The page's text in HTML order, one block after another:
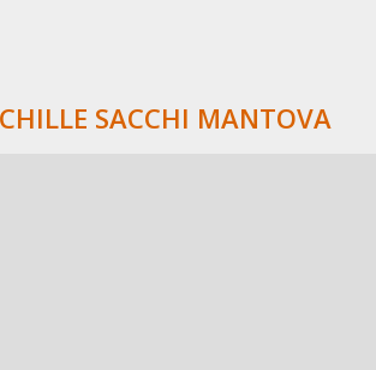
SACCHI MANTOVA